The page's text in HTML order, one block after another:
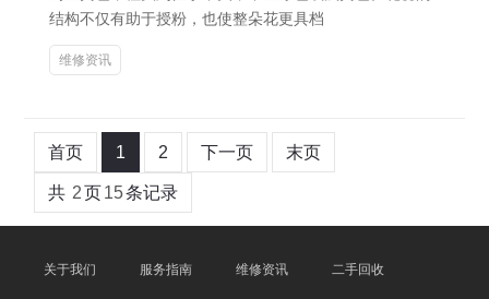
结构不仅有助于授粉，也使整朵花更具档
维修资讯
首页 1 2 下一页 末页
共 2页15条记录
关于我们 服务指南 维修资讯 二手回收